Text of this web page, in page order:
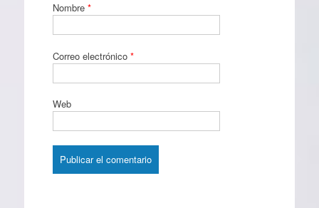
Nombre *
Correo electrónico *
Web